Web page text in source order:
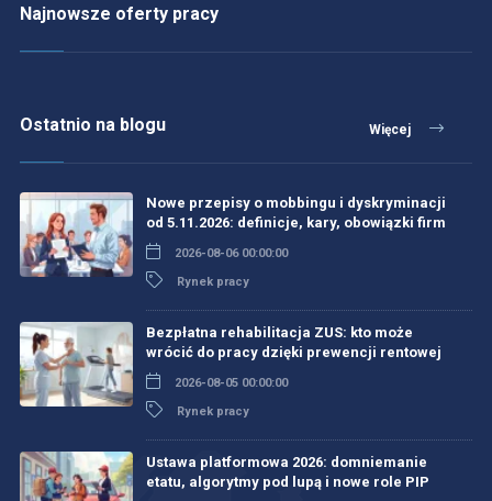
Najnowsze oferty pracy
Ostatnio na blogu Więcej
Nowe przepisy o mobbingu i dyskryminacji
od 5.11.2026: definicje, kary, obowiązki firm
2026-08-06 00:00:00
Rynek pracy
Bezpłatna rehabilitacja ZUS: kto może
wrócić do pracy dzięki prewencji rentowej
2026-08-05 00:00:00
Rynek pracy
Ustawa platformowa 2026: domniemanie
etatu, algorytmy pod lupą i nowe role PIP